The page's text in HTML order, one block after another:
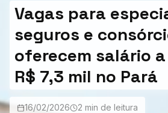
Vagas para
seguros e
oferecem salário
R$ 7,3 mil no Pará
16/02/2026 2 min de leitura